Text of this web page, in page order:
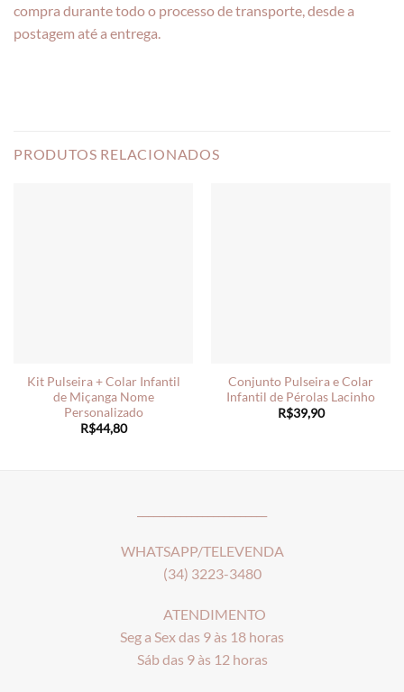
compra durante todo o processo de transporte, desde a
postagem até a entrega.
PRODUTOS RELACIONADOS
Kit Pulseira + Colar Infantil
de Miçanga Nome
Personalizado
R$44,80
Conjunto Pulseira e Colar
Infantil de Pérolas Lacinho
R$39,90
WHATSAPP/TELEVENDA
(34) 3223-3480
ATENDIMENTO
Seg a Sex das 9 às 18 horas
Sáb das 9 às 12 horas